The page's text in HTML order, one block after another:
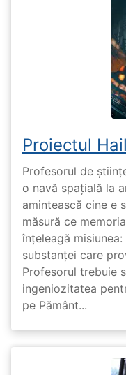
Proiectul
Profesorul de
o navă spațială la
amintească cine e
măsură ce
înțeleagă
substanței care
Profesorul trebuie
ingeniozitatea
pe Pământ...